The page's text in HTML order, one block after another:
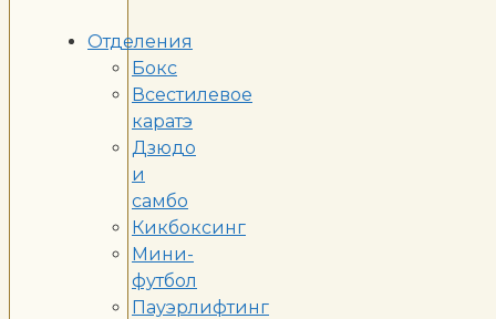
Отделения
Бокс
Всестилевое
каратэ
Дзюдо
и
самбо
Кикбоксинг
Мини-
футбол
Пауэрлифтинг